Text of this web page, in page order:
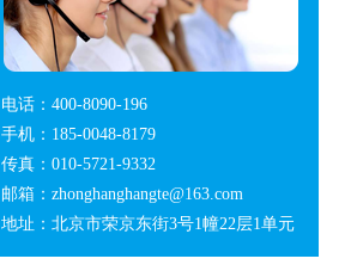
电话：400-8090-196
手机：185-0048-8179
传真：010-5721-9332
邮箱：zhonghanghangte@163.com
地址：北京市荣京东街3号1幢22层1单元